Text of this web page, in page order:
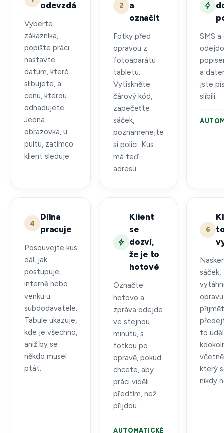
odevzdá
Vyberte
zákazníka,
popište práci,
nastavte
datum, které
slibujete, a
cenu, kterou
odhadujete.
Jedna
obrazovka, u
pultu, zatímco
klient sleduje.
2
a
označit
Fotky před
opravou z
fotoaparátu
tabletu.
Vytiskněte
čárový kód,
zapečeťte
sáček,
poznamenejte
si polici. Kus
má teď
adresu.
SMS
a
jste
slíbili.
4
Dílna
pracuje
Posouvejte kus
dál, jak
postupuje,
interně nebo
venku u
subdodavatele.
Tabule ukazuje,
kde je všechno,
aniž by se
někdo musel
ptát.
Klient
se
dozví,
že je to
hotové
Označte
hotovo a
zpráva odejde
ve stejnou
minutu, s
fotkou po
opravě, pokud
chcete, aby
práci viděli
předtím, než
přijdou.
AUTOMATICKÉ
6
sáček,
to
který
nikdy